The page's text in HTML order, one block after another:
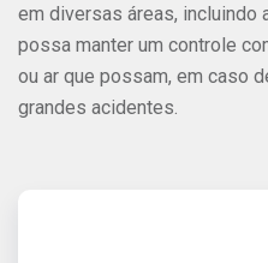
em diversas áreas, incluindo
possa manter um controle
ou ar que possam, em caso
grandes acidentes.